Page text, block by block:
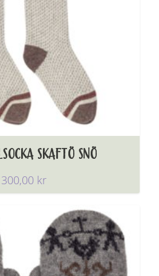
SKAFTÖ SNÖ
300,00 kr